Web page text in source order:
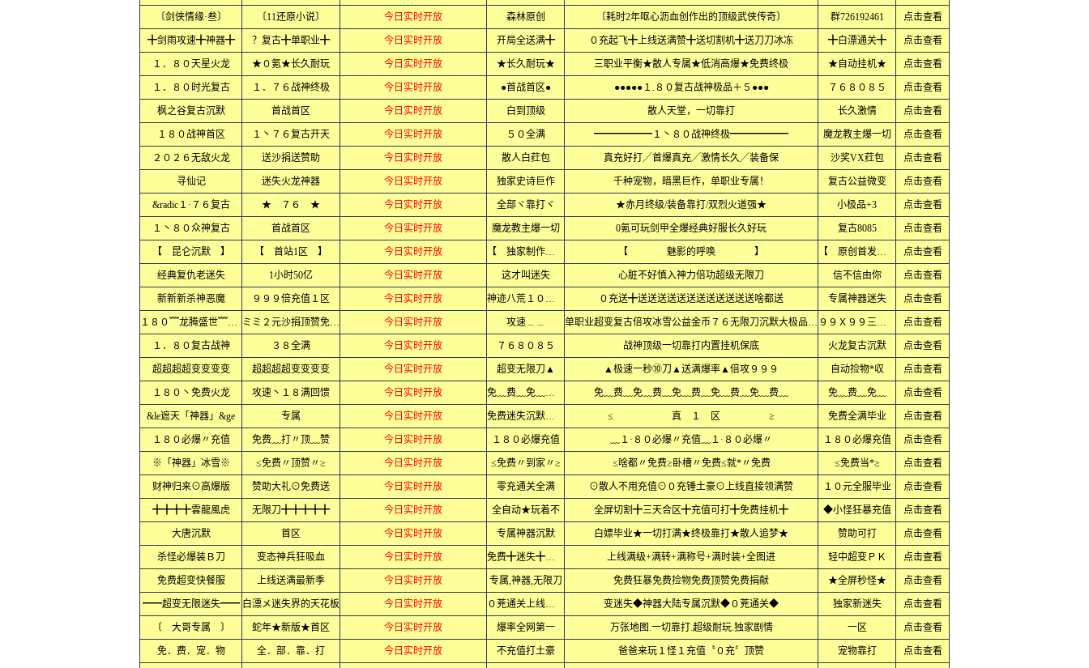
〔剑侠情缘·叁〕 〔11还原小说〕 今日实时开放 森林原创 〔耗时2年呕心沥血创作出的顶级武侠传奇〕 群726192461 点击查看
╋剑雨攻速╋神器╋ ？复古╋单职业╋ 今日实时开放 开局全送满╋ ０充起飞╋上线送满赞╋送切割机╋送刀刀冰冻 ╋白漂通关╋ 点击查看
１．８０天星火龙 ★０氪★长久耐玩 今日实时开放 ★长久耐玩★ 三职业平衡★散人专属★低消高爆★免费终极 ★自动挂机★ 点击查看
１．８０时光复古 １．７６战神终极 今日实时开放 ●首战首区● ●●●●●１.８０复古战神极品＋５●●● ７６８０８５ 点击查看
枫之谷复古沉默 首战首区 今日实时开放 白到顶级 散人天堂，一切靠打 长久激情 点击查看
１８０战神首区 １丶７６复古开天 今日实时开放 ５０全满 ━━━━━━１丶８０战神终极━━━━━━ 魔龙教主爆一切 点击查看
２０２６无敌火龙 送沙捐送赞助 今日实时开放 散人白荭包 真充好打╱首爆真充╱激情长久╱装备保 沙奖VX荭包 点击查看
寻仙记 迷失火龙神器 今日实时开放 独家史诗巨作 千种宠物，暗黑巨作，单职业专属！ 复古公益微变 点击查看
&radic１·７６复古 ★ ７６ ★ 今日实时开放 全部ヾ靠打ヾ ★赤月终级/装备靠打/双烈火道强★ 小极品+3 点击查看
１丶８０众神复古 首战首区 今日实时开放 魔龙教主爆一切 0氪可玩剑甲全爆经典好服长久好玩 复古8085 点击查看
【 昆仑沉默 】 【 首站1区 】 今日实时开放 【 独家制作 】 【 魅影的呼唤 】 【 原创首发 】 点击查看
经典复仇老迷失 1小时50亿 今日实时开放 这才叫迷失 心脏不好慎入神力倍功超级无限刀 信不信由你 点击查看
新新新杀神恶魔 ９９９倍充值１区 今日实时开放 神迹八荒１０大陆 ０充送╋送送送送送送送送送送送送啥都送 专属神器迷失 点击查看
１８０﹌龙腾盛世﹌火龙﹌ ミミ２元沙捐顶赞免费ミミ 今日实时开放 攻速﹍﹍ 单职业超变复古倍攻冰雪公益金币７６无限刀沉默大极品小极品火龙 ９９Ｘ９９三职业Ｘ 点击查看
１．８０复古战神 ３８全满 今日实时开放 ７６８０８５ 战神顶级一切靠打内置挂机保底 火龙复古沉默 点击查看
超超超超变变变变 超超超超变变变变 今日实时开放 超变无限刀▲ ▲极速一秒⑩刀▲送满爆率▲倍攻９９９ 自动捡物*収 点击查看
１８０丶免费火龙 攻速丶１８满回馈 今日实时开放 免﹏费﹏免﹏费﹏ 免﹏费﹏免﹏费﹏免﹏费﹏免﹏费﹏免﹏费﹏ 免﹏费﹏免﹏ 点击查看
&le遮天「神器」&ge 专属 今日实时开放 免费迷失沉默专属 ≤ 真 １ 区 ≥ 免费全满毕业 点击查看
１８０必爆〃充值 免费﹏打〃顶﹏赞 今日实时开放 １８０必爆充值 ﹏１·８０必爆〃充值﹏１·８０必爆〃 １８０必爆充值 点击查看
※「神器」冰雪※ ≤免费〃顶赞〃≥ 今日实时开放 ≤免费〃到家〃≥ ≤啥都〃免费≥卧槽〃免费≤就*〃免费 ≤免费当*≥ 点击查看
财神归来⊙高爆版 赞助大礼⊙免费送 今日实时开放 零充通关全满 ⊙散人不用充值⊙０充锤土豪⊙上线直接领满赞 １０元全服毕业 点击查看
╋╋╋╋雲龍風虎 无限刀╋╋╋╋╋ 今日实时开放 全自动★玩着不 全屏切割╋三天合区╋充值可打╋免费挂机╋ ◆小怪狂暴充值 点击查看
大唐沉默 首区 今日实时开放 专属神器沉默 白嫖毕业★一切打满★终极靠打★散人追梦★ 赞助可打 点击查看
杀怪必爆装Ｂ刀 变态神兵狂吸血 今日实时开放 免费╋迷失╋神器 上线满级+满转+满称号+满时装+全图进 轻中超变ＰＫ 点击查看
免费超变快餐服 上线送满最新季 今日实时开放 专属,神器,无限刀 免费狂暴免费捡物免费顶赞免费捐献 ★全屏秒怪★ 点击查看
━━超变无限迷失━━ 白漂メ迷失界的天花板 今日实时开放 ０茺通关上线当爷 变迷失◆神器大陆专属沉默◆０茺通关◆ 独家新迷失 点击查看
〔 大哥专属 〕 蛇年★新版★首区 今日实时开放 爆率全网第一 万张地图.一切靠打.超级耐玩.独家剧情 一区 点击查看
免．费．宠．物 全．部．靠．打 今日实时开放 不充值打土豪 爸爸来玩１怪１充值〝０充〞顶赞 宠物靠打 点击查看